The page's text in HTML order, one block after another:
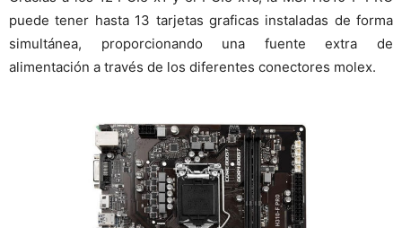
puede tener hasta 13 tarjetas graficas instaladas de forma
simultánea, proporcionando una fuente extra de
alimentación a través de los diferentes conectores molex.